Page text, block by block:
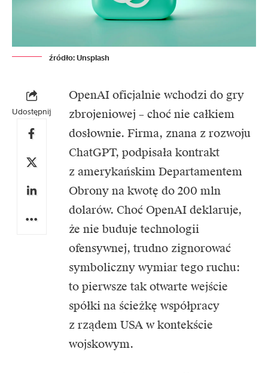
źródło: Unsplash
Udostępnij
OpenAI oficjalnie wchodzi do gry
zbrojeniowej – choć nie całkiem
dosłownie. Firma, znana z rozwoju
ChatGPT, podpisała kontrakt
z amerykańskim Departamentem
Obrony na kwotę do 200 mln
dolarów. Choć OpenAI deklaruje,
że nie buduje technologii
ofensywnej, trudno zignorować
symboliczny wymiar tego ruchu:
to pierwsze tak otwarte wejście
spółki na ścieżkę współpracy
z rządem USA w kontekście
wojskowym.